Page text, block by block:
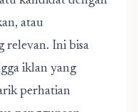
atau
relevan. Ini bisa
iklan yang
perhatian